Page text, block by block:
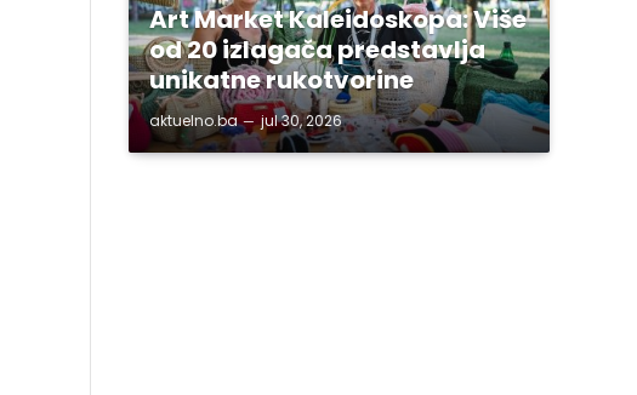
Art Market Kaleidoskopa: Više
od 20 izlagača predstavlja
unikatne rukotvorine
aktuelno.ba jul 30, 2026